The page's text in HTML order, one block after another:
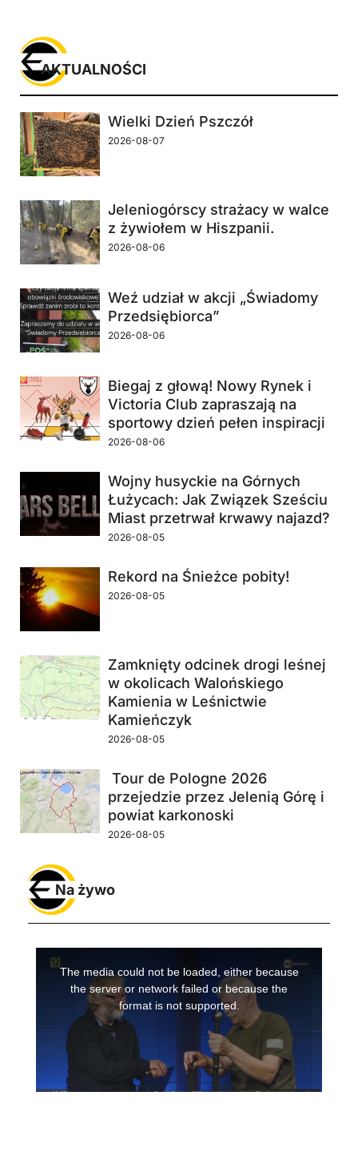
Wielki Dzień Pszczół
2026-08-07
Jeleniogórscy strażacy w walce
z żywiołem w Hiszpanii.
2026-08-06
Weź udział w akcji „Świadomy
Przedsiębiorca”
2026-08-06
Biegaj z głową! Nowy Rynek i
Victoria Club zapraszają na
sportowy dzień pełen inspiracji
2026-08-06
Wojny husyckie na Górnych
Łużycach: Jak Związek Sześciu
Miast przetrwał krwawy najazd?
2026-08-05
Rekord na Śnieżce pobity!
2026-08-05
Zamknięty odcinek drogi leśnej
w okolicach Walońskiego
Kamienia w Leśnictwie
Kamieńczyk
2026-08-05
Tour de Pologne 2026
przejedzie przez Jelenią Górę i
powiat karkonoski
2026-08-05
AKTUALNOŚCI
Na żywo